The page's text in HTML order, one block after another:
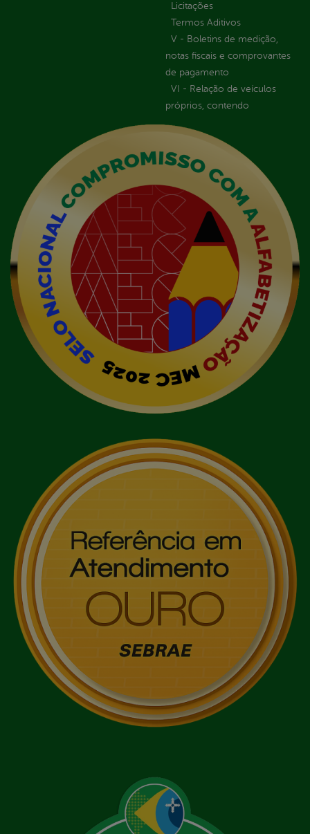
Licitações
Termos Aditivos
V - Boletins de medição,
notas fiscais e comprovantes
de pagamento
VI - Relação de veículos
próprios, contendo